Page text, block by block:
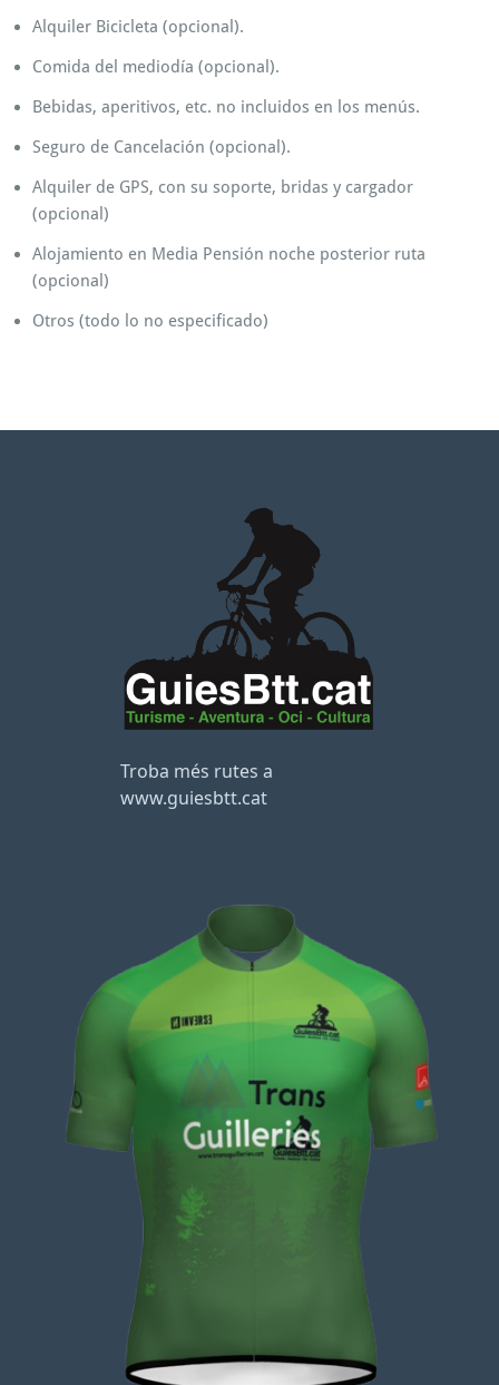
Alquiler Bicicleta (opcional).
Comida del mediodía (opcional).
Bebidas, aperitivos, etc. no incluidos en los menús.
Seguro de Cancelación (opcional).
Alquiler de GPS, con su soporte, bridas y cargador
(opcional)
Alojamiento en Media Pensión noche posterior ruta
(opcional)
Otros (todo lo no especificado)
Troba més rutes a
www.guiesbtt.cat